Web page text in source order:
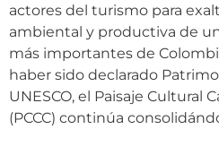
actores del turismo para
ambiental y productiva de
más importantes de
haber sido declarado
UNESCO, el Paisaje Cultural
(PCCC) continúa